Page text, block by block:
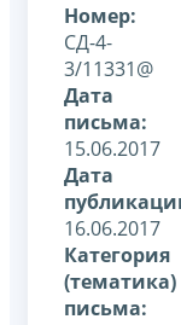
Номер:
СД-4-
3/11331@
Дата
письма:
15.06.2017
Дата
16.06.2017
Категория
(тематика)
письма: